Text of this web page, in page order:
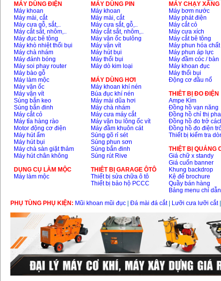
MÁY DÙNG ĐIỆN
Máy khoan
Máy mài, cắt
Máy cưa gỗ, sắt,..
Máy cắt sắt, nhôm,..
Máy đục bê tông
Máy khò nhiệt thổi bụi
Máy chà nhám
Máy đánh bóng
Máy soi phay router
Máy bào gỗ
Máy làm mộc
Máy vặn ốc
Máy vặn vít
Súng bắn keo
Súng bắn đinh
Máy cắt cỏ
Máy tỉa hàng rào
Motor động cơ điện
Máy hút ẩm
Máy hút bụi
Máy chà sàn giặt thảm
Máy hút chân không
DỤNG CỤ LÀM MỘC
Máy làm mộc
MÁY DÙNG PIN
Máy khoan
Máy mài, cắt
Máy cưa sắt, gỗ,..
Máy cắt sắt, nhôm,..
Máy vặn ốc bulông
Máy vặn vít
Máy hút bụi
Máy thổi bụi
Máy dò kim loại
MÁY DÙNG HƠI
Máy khoan khí nén
Búa đục khí nén
Máy mài dũa hơi
Máy chà nhám
Máy cưa máy cắt
Máy vặn bu lông ốc vít
Máy đầm khuôn cát
Súng gõ rỉ sét
Súng phun sơn
Súng bắn đinh
Súng rút Rive
THIÊT BỊ GARAGE ÔTÔ
Thiết bị sửa chữa ô tô
Thiết bị bảo hộ PCCC
MÁY CHẠY
Máy bơm nước
Máy phát điện
Máy cắt cỏ
Máy cưa xích
Máy cắt bê tông
Máy phun hóa chất
Máy phun áp lực
Máy đầm cóc / bàn
Máy khoan đục
Máy thổi bụi
Động cơ đầu nổ
THIÊT BỊ ĐO ĐIỆN
Ampe Kìm
Đồng hồ vạn năng
Đồng hồ chỉ thị pha
Đồng hồ đo trở
Đồng hồ đo điện
Thiết bị kiểm tra
THIỆT BỊ QUẢNG
Giá chữ x standy
Giá cuốn banner
Khung backdrop
Kệ để brochure
Quầy bán hàng
Bảng menu chỉ dẫn
PHỤ TÙNG PHỤ KIỆN: Mũi khoan mũi đục Đá mài đá cắt| Lưỡi cưa lưỡi cắt